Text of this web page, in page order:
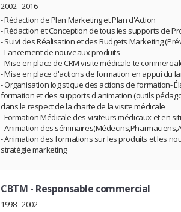
2002 - 2016
- Rédaction de Plan Marketing et Plan d'Action
- Rédaction et Conception de tous les supports de
- Suivi des Réalisation et des Budgets Marketing
- Lancement de nouveaux produits
- Mise en place de CRM visite médicale te
- Mise en place d'actions de formation en appui du
- Organisation logistique des actions de formation-
formation et des supports d'animation (outils
dans le respect de la charte de la visite médicale
- Formation Médicale des visiteurs médicaux et en
- Animation des
- Animation des formations sur les produits et les
stratégie marketing
CBTM - Responsable commercial
1998 - 2002